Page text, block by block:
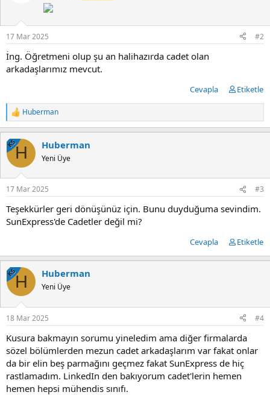
:
17 Mar 2025 #2
İng. Öğretmeni olup şu an halihazırda cadet olan
arkadaşlarımız mevcut.
Cevapla Etiketle
T
e
p
k
i
l
:
Huberman
KSH Huberman
Yeni Üye
17 Mar 2025 #3
Teşekkürler geri dönüşünüz için. Bunu duyduğuma sevindim.
SunExpress'de Cadetler değil mi?
Cevapla Etiketle
KSH Huberman
Yeni Üye
18 Mar 2025 #4
Kusura bakmayın sorumu yineledim ama diğer firmalarda
sözel bölümlerden mezun cadet arkadaşlarım var fakat onlar
da bir elin beş parmağını geçmez fakat SunExpress de hiç
rastlamadım. LinkedIn den bakıyorum cadet'lerin hemen
hemen hepsi mühendis sınıfı.